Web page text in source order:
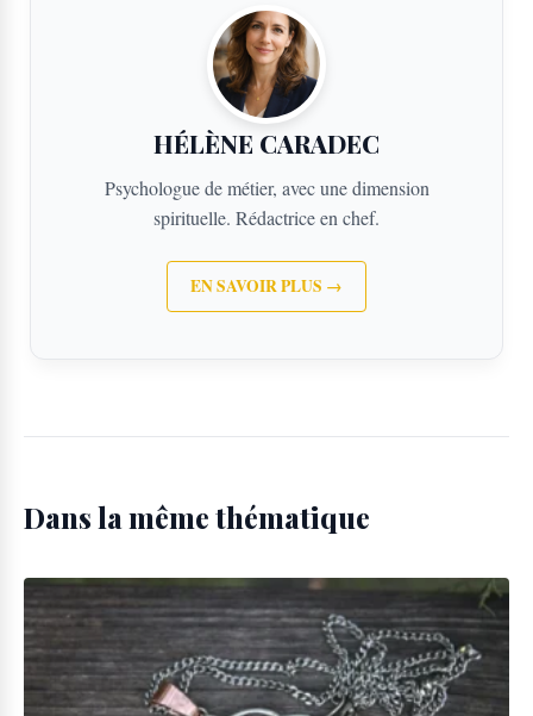
HÉLÈNE CARADEC
Psychologue de métier, avec une dimension
spirituelle. Rédactrice en chef.
EN SAVOIR PLUS →
Dans la même thématique